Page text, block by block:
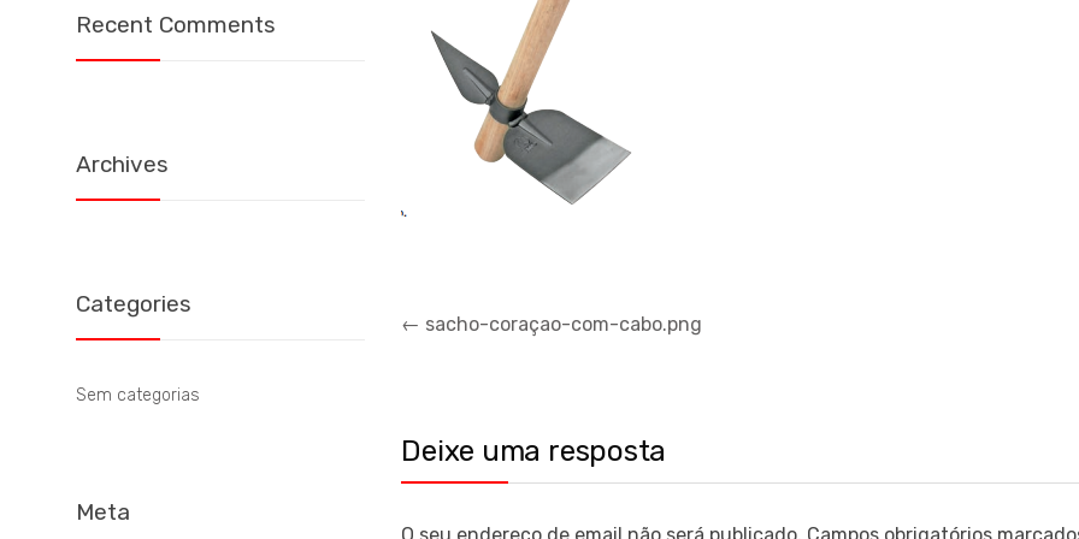
Navegação
← sacho-coraçao-com-cabo.png
Deixe uma resposta
Recent Comments
Archives
Categories
Sem categorias
Meta